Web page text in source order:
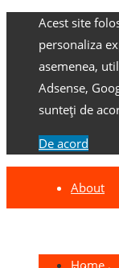
Acest site
personaliza
asemenea,
Adsense,
sunteți de
De acord
About
Home